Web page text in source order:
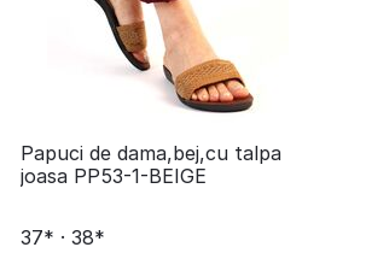
​Papuci de dama,bej,cu talpa
joasa PP53-1-BEIGE
37* · 38*